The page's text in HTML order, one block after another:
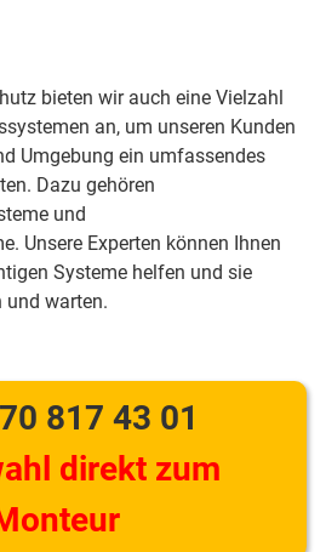
bieten wir auch eine Vielzahl
an, um unseren Kunden
Umgebung ein umfassendes
Dazu gehören
und
Unsere Experten können Ihnen
Systeme helfen und sie
und warten.
817 43 01
direkt zum